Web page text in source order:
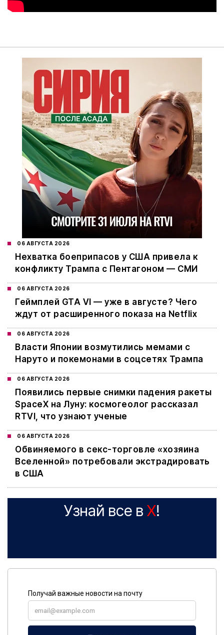
06 АВГУСТА 2026
Нехватка боеприпасов у США привела к
конфликту Трампа с Пентагоном — СМИ
06 АВГУСТА 2026
Геймплей GTA VI — уже в августе? Чего
ждут от расширенного показа на Netflix
06 АВГУСТА 2026
Власти Японии возмутились мемами с
Наруто и покемонами в соцсетях Трампа
06 АВГУСТА 2026
Появились первые снимки падения ракеты
SpaceX на Луну: космогеолог рассказал
RTVI, что узнают ученые
06 АВГУСТА 2026
Обвиняемого в секс-торговле «хозяина
Вселенной» потребовали экстрадировать
в США
Узнай все в X!